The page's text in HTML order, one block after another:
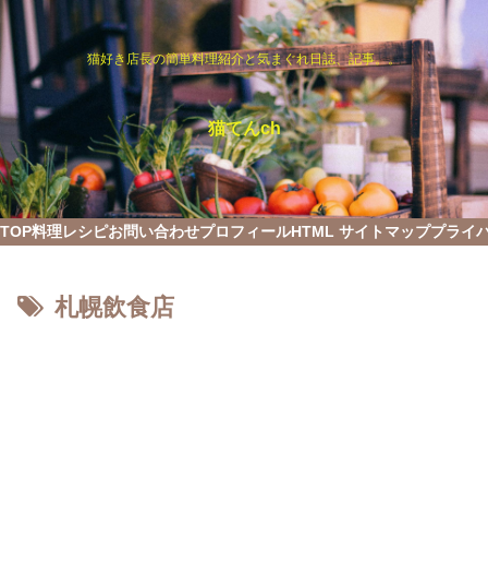
猫好き店長の簡単料理紹介と気まぐれ日誌、記事。。
猫てんch
TOP料理レシピお問い合わせプロフィールHTML サイトマッププライ
札幌飲食店